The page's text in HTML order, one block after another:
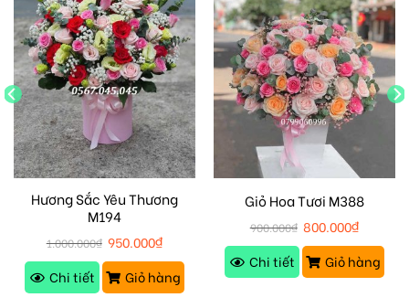
Hương Sắc Yêu Thương
M194
1.000.000₫ 950.000₫
Chi tiết
Giỏ hàng
Giỏ Hoa Tươi M388
900.000₫ 800.000₫
Chi tiết
Giỏ hàng